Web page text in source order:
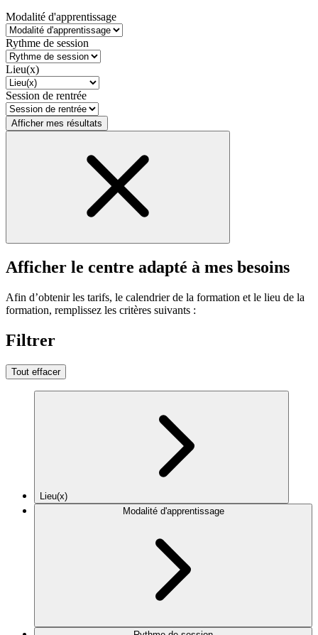
Modalité d'apprentissage
Rythme de session
Lieu(x)
Session de rentrée
Afficher mes résultats
Afficher le centre adapté à mes besoins
Afin d’obtenir les tarifs, le calendrier de la formation et le lieu de la
formation, remplissez les critères suivants :
Filtrer
Tout effacer
Lieu(x)
Modalité d'apprentissage